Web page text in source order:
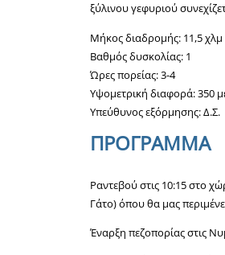
ξύλινου γεφυριού
Μήκος διαδρομής: 11,5 χλμ
Βαθμός δυσκολίας: 1
Ώρες πορείας: 3-4
Υψομετρική διαφορά: 350
Υπεύθυνος εξόρμησης: Δ.Σ.
ΠΡΟΓΡΑΜΜΑ
Ραντεβού στις 10:15 στο
Γάτο) όπου θα μας
Έναρξη πεζοπορίας στις